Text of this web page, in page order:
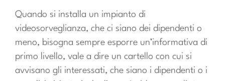
Quando si installa un impianto di
videosorveglianza, che ci siano dei dipendenti o
meno, bisogna sempre esporre un’informativa di
primo livello, vale a dire un cartello con cui si
avvisano gli interessati, che siano i dipendenti o i